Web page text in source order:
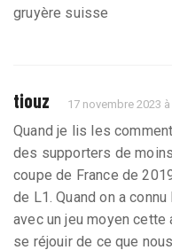
gruyère suisse
tiouz 17 novembre 2023
Quand je lis les
des supporters de
coupe de France de
de L1. Quand on a
avec un jeu moyen cette
se réjouir de ce que